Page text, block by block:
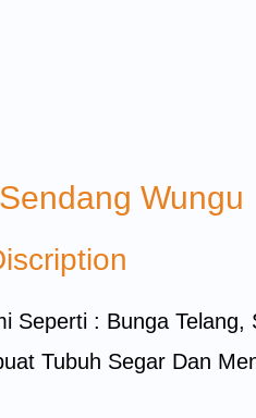
Wungu
: Bunga
Tubuh Segar Dan